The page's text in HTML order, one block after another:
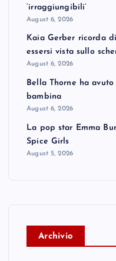
‘irraggiungibili’
August 6, 2026
Kaia Gerber ricorda
essersi vista sullo
August 6, 2026
Bella Thorne ha
bambina
August 6, 2026
La pop star Emma
Spice Girls
August 5, 2026
Archivio